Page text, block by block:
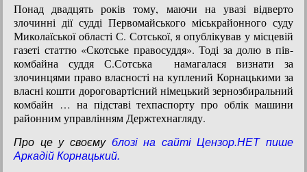
Понад двадцять років тому, маючи на увазі відверто
злочинні дії судді Первомайського міськрайонного суду
Миколаїської області С. Сотської, я опублікував у місцевій
газеті статтю «Скотське правосуддя». Тоді за долю в пів-
комбайна суддя С.Сотська намагалася визнати за
злочинцями право власності на куплений Корнацькими за
власні кошти дороговартісний німецький зернозбиральний
комбайн … на підставі техпаспорту про облік машини
районним управлінням Держтехнагляду.
Про це у своєму блозі на сайті Цензор.НЕТ пише
Аркадій Корнацький.